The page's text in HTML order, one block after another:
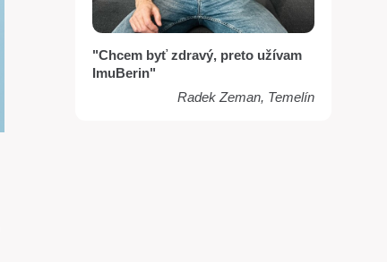
"Chcem byť zdravý, preto užívam
ImuBerin"
Radek Zeman, Temelín